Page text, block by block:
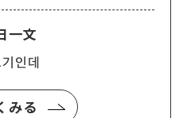
一文
인데
みる